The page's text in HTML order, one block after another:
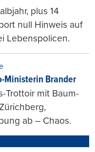
plus 14
null Hinweis auf
Lebenspolicen.
Ministerin Brander
Trottoir mit Baum-
ab – Chaos.